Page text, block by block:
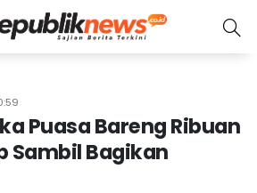
Puasa Bareng Ribuan
Sambil Bagikan